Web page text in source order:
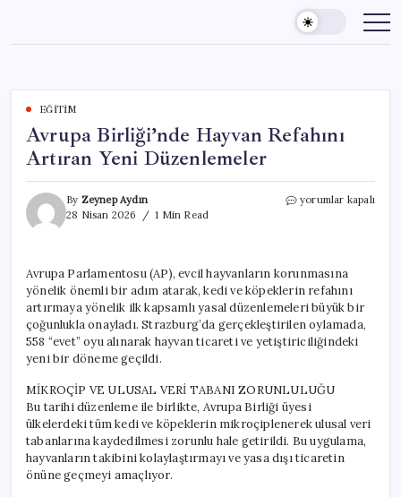
content
EĞITIM
Avrupa Birliği’nde Hayvan Refahını
Artıran Yeni Düzenlemeler
By Zeynep Aydın
28 Nisan 2026
1 Min Read
Avrupa
Yeni
Düzenlemeler
için
yorumlar kapalı
Avrupa Parlamentosu (AP), evcil hayvanların korunmasına
yönelik önemli bir adım atarak, kedi ve köpeklerin refahını
artırmaya yönelik ilk kapsamlı yasal düzenlemeleri büyük bir
çoğunlukla onayladı. Strazburg’da gerçekleştirilen oylamada,
558 “evet” oyu alınarak hayvan ticareti ve yetiştiriciliğindeki
yeni bir döneme geçildi.
MİKROÇİP VE ULUSAL VERİ TABANI ZORUNLULUĞU
Bu tarihi düzenleme ile birlikte, Avrupa Birliği üyesi
ülkelerdeki tüm kedi ve köpeklerin mikroçiplenerek ulusal veri
tabanlarına kaydedilmesi zorunlu hale getirildi. Bu uygulama,
hayvanların takibini kolaylaştırmayı ve yasa dışı ticaretin
önüne geçmeyi amaçlıyor.